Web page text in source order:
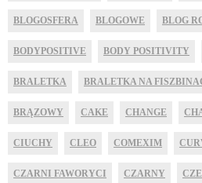
BLOGOSFERA BLOGOWE BLOG
BODYPOSITIVE BODY POSITIVITY
BRALETKA BRALETKA NA
BRĄZOWY CAKE CHANGE
CIUCHY CLEO COMEXIM
CZARNI FAWORYCI CZARNY